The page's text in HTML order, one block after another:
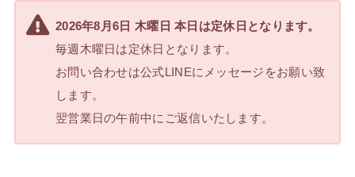
2026年8月6日 木曜日 本日は定休日となります。
毎週木曜日は定休日となります。
お問い合わせは公式LINEにメッセージをお願い致
します。
翌営業日の午前中にご返信いたします。